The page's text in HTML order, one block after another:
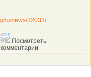
ru/news/32033/
Посмотреть
комментарии